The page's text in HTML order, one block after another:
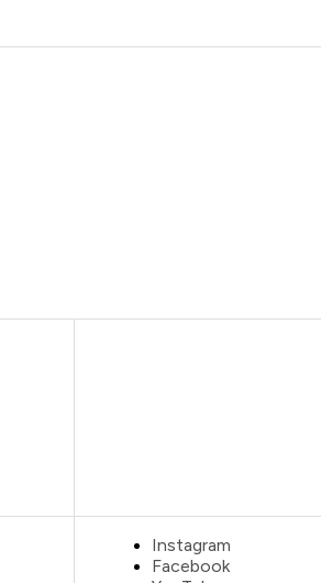
Instagram
Facebook